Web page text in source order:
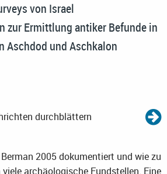
von Israel
zur Ermittlung antiker Befunde in
Aschdod und Aschkalon
durchblättern
2005 dokumentiert und wie zu
archäologische Fundstellen. Eine